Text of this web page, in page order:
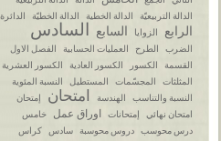
الدالة التربيعيّة
الدالة الخطية الدالة الخطيّة الدائرة
الرابع الزوايا السابع السادس
الضرب الطرح العمليات الحسابية
الفصل الاول
القسمة
الكسور الكسور العادية
الكسور العشرية
المثلثات
المجسّمات المستطيل
النسبة المئوية
النسبة والتناسب
الهندسة امتحان
إمتحان
امتحان نهائي
إمتحانات اوراق عمل
خامس
درس محوسب
دروس محوسبة سادس كراس